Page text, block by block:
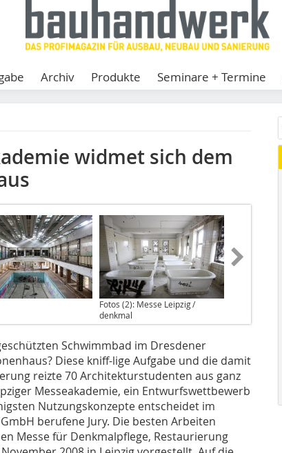
Archiv Produkte Seminare + Termine
widmet sich dem
Fotos (2): Messe Leipzig /
denkmal
Schwimmbad im Dresdener
Diese kniff-lige Aufgabe und die damit
reizte 70 Architekturstudenten aus ganz
Messeakademie, ein Entwurfswettbewerb
Nutzungskonzepte entscheidet im
berufene Jury. Die besten Arbeiten
Messe für Denkmalpflege, Restaurierung